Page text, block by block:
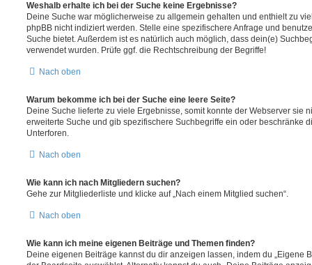
Weshalb erhalte ich bei der Suche keine Ergebnisse?
Deine Suche war möglicherweise zu allgemein gehalten und enthielt zu
phpBB nicht indiziert werden. Stelle eine spezifischere Anfrage und
Suche bietet. Außerdem ist es natürlich auch möglich, dass dein(e)
verwendet wurden. Prüfe ggf. die Rechtschreibung der Begriffe!
Nach oben
Warum bekomme ich bei der Suche eine leere Seite?
Deine Suche lieferte zu viele Ergebnisse, somit konnte der Webserver sie
erweiterte Suche und gib spezifischere Suchbegriffe ein oder beschränke
Unterforen.
Nach oben
Wie kann ich nach Mitgliedern suchen?
Gehe zur Mitgliederliste und klicke auf „Nach einem Mitglied suchen“.
Nach oben
Wie kann ich meine eigenen Beiträge und Themen finden?
Deine eigenen Beiträge kannst du dir anzeigen lassen, indem du „Eigene